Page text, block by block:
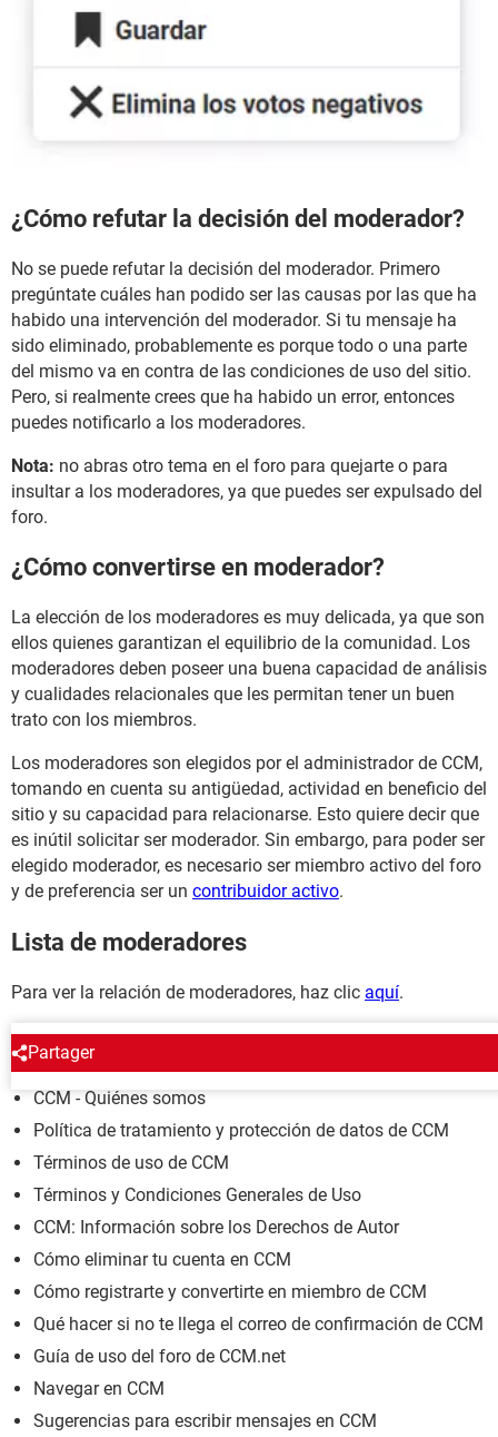
¿Cómo refutar la decisión del moderador?
No se puede refutar la decisión del moderador. Primero
pregúntate cuáles han podido ser las causas por las que ha
habido una intervención del moderador. Si tu mensaje ha
sido eliminado, probablemente es porque todo o una parte
del mismo va en contra de las condiciones de uso del sitio.
Pero, si realmente crees que ha habido un error, entonces
puedes notificarlo a los moderadores.
Nota: no abras otro tema en el foro para quejarte o para
insultar a los moderadores, ya que puedes ser expulsado del
foro.
¿Cómo convertirse en moderador?
La elección de los moderadores es muy delicada, ya que son
ellos quienes garantizan el equilibrio de la comunidad. Los
moderadores deben poseer una buena capacidad de análisis
y cualidades relacionales que les permitan tener un buen
trato con los miembros.
Los moderadores son elegidos por el administrador de CCM,
tomando en cuenta su antigüedad, actividad en beneficio del
sitio y su capacidad para relacionarse. Esto quiere decir que
es inútil solicitar ser moderador. Sin embargo, para poder ser
elegido moderador, es necesario ser miembro activo del foro
y de preferencia ser un contribuidor activo.
Lista de moderadores
Para ver la relación de moderadores, haz clic aquí.
Partager
CCM
CCM - Quiénes somos
Política de tratamiento y protección de datos de CCM
Términos de uso de CCM
Términos y Condiciones Generales de Uso
CCM: Información sobre los Derechos de Autor
Cómo eliminar tu cuenta en CCM
Cómo registrarte y convertirte en miembro de CCM
Qué hacer si no te llega el correo de confirmación de CCM
Guía de uso del foro de CCM.net
Navegar en CCM
Sugerencias para escribir mensajes en CCM